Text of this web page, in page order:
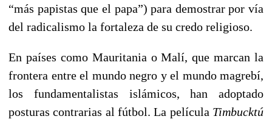
“más papistas que el papa”) para demostrar por vía
del radicalismo la fortaleza de su credo religioso.
En países como Mauritania o Malí, que marcan la
frontera entre el mundo negro y el mundo magrebí,
los fundamentalistas islámicos, han adoptado
posturas contrarias al fútbol. La película Timbucktú